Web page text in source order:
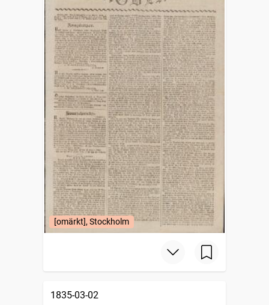
[omärkt], Stockholm
1835-03-02